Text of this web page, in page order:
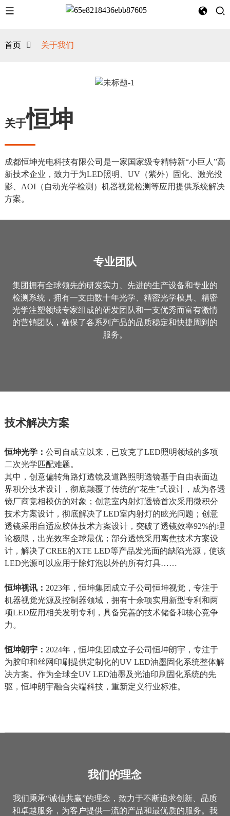
首页 关于我们
关于恒坤
成都恒坤光电科技有限公司是一家国家级专精特新“小巨人”高
新技术企业，致力于为LED照明、UV（紫外）固化、激光投
影、AOI（自动光学检测）机器视觉检测等应用提供系统解决
方案。
专业团队
集团拥有全球领先的研发实力、先进的生产设备和专业的
检测系统，拥有一支由数十年光学、精密光学模具、精密
光学注塑领域专家组成的研发团队和一支优秀而富有激情
的营销团队，确保了各系列产品的品质稳定和快捷周到的
服务。
技术解决方案
恒坤光学： 公司自成立以来，已攻克了LED照明领域的多项
二次光学匹配难题。
其中，创意偏转角路灯透镜及道路照明透镜基于自由表面边
界积分技术设计，彻底颠覆了传统的“花生”式设计，成为各透
镜厂商竞相模仿的对象；创意室内射灯透镜首次采用微积分
技术方案设计，彻底解决了LED室内射灯的眩光问题；创意
透镜采用自适应胶体技术方案设计，突破了透镜效率92%的理
论极限，出光效率全球最优；部分透镜采用离焦技术方案设
计，解决了CREE的XTE LED等产品发光面的缺陷光源，使该
LED光源可以应用于除灯泡以外的所有灯具……
恒坤视讯： 2023年，恒坤集团成立子公司恒坤视觉，专注于
机器视觉光源及控制器领域，拥有十余项实用新型专利和两
项LED应用相关发明专利，具备完善的技术储备和核心竞争
力。
恒坤朗宇： 2024年，恒坤集团成立子公司恒坤朗宇，专注于
为胶印和丝网印刷提供定制化的UV LED油墨固化系统整体解
决方案。作为全球全UV LED油墨及光油印刷固化系统的先
驱，恒坤朗宇融合尖端科技，重新定义行业标准。
我们的理念
我们秉承“诚信共赢”的理念，致力于不断追求创新、品质
和卓越服务，为客户提供一流的产品和最优质的服务。我